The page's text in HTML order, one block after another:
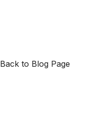
Back to Blog Page